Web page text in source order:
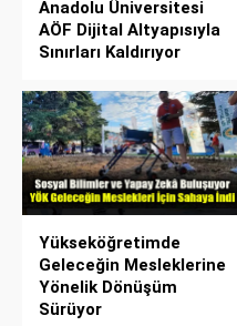
Anadolu Üniversitesi
AÖF Dijital Altyapısıyla
Sınırları Kaldırıyor
Yükseköğretimde
Geleceğin Mesleklerine
Yönelik Dönüşüm
Sürüyor